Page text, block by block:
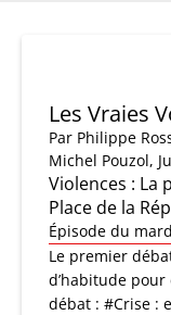
Les Vraies
Par Philippe
Michel Pouzol,
Violences : La
Place de la
Épisode du
Le premier
d’habitude
débat : #Crise :